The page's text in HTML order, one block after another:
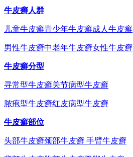
牛皮癣人群
儿童牛皮癣青少年牛皮癣成人牛皮癣
男性牛皮癣中老年牛皮癣女性牛皮癣
牛皮癣分型
寻常型牛皮癣关节病型牛皮癣
脓疱型牛皮癣红皮病型牛皮癣
牛皮癣部位
头部牛皮癣颈部牛皮癣 手臂牛皮癣